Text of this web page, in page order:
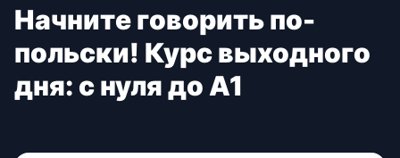
Начните говорить по-
польски! Курс выходного
дня: с нуля до А1